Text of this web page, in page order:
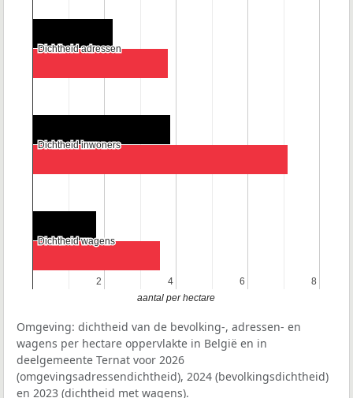
2
2 4
4 6
6 8
8
Dichtheid adressen
Dichtheid adressen
Dichtheid inwoners
Dichtheid inwoners
Dichtheid wagens
Dichtheid wagens
aantal per hectare
Omgeving: dichtheid van de bevolking-, adressen- en
wagens per hectare oppervlakte in België en in
deelgemeente Ternat voor 2026
(omgevingsadressendichtheid), 2024 (bevolkingsdichtheid)
en 2023 (dichtheid met wagens).